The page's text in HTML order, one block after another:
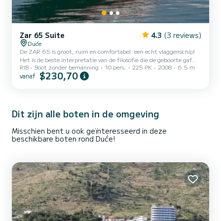
Zar 65 Suite 4.3 (3 reviews)
Duće
De ZAR 65 is groot, ruim en comfortabel: een echt vlaggenschip!
Het is de beste interpretatie van de filosofie die de geboorte gaf
aan de ZAR-dynastie. Plaatsen en volumes naar believen zonder
enige verspilling. Alles is functioneel, doordacht en gebouwd met
studies zoals in de meest prestigieuze limousines. Geboren...
RIB Boot zonder bemanning 10 pers. 225 PK 2008 6.5 m
vanaf $230,70
Dit zijn alle boten in de omgeving
Misschien bent u ook geïnteresseerd in deze
beschikbare boten rond Duće!